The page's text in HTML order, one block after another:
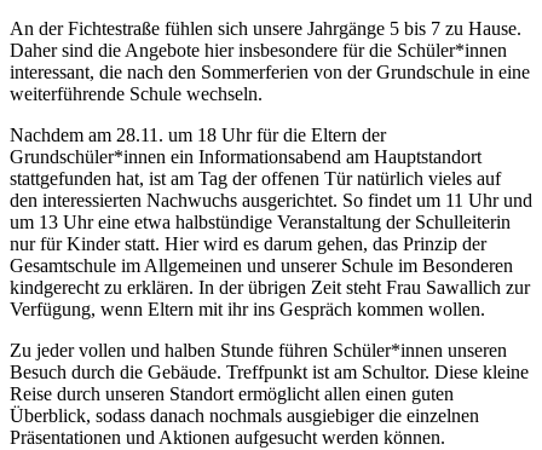
An der Fichtestraße fühlen sich unsere Jahrgänge 5 bis 7 zu Hause.
Daher sind die Angebote hier insbesondere für die Schüler*innen
interessant, die nach den Sommerferien von der Grundschule in eine
weiterführende Schule wechseln.
Nachdem am 28.11. um 18 Uhr für die Eltern der
Grundschüler*innen ein Informationsabend am Hauptstandort
stattgefunden hat, ist am Tag der offenen Tür natürlich vieles auf
den interessierten Nachwuchs ausgerichtet. So findet um 11 Uhr und
um 13 Uhr eine etwa halbstündige Veranstaltung der Schulleiterin
nur für Kinder statt. Hier wird es darum gehen, das Prinzip der
Gesamtschule im Allgemeinen und unserer Schule im Besonderen
kindgerecht zu erklären. In der übrigen Zeit steht Frau Sawallich zur
Verfügung, wenn Eltern mit ihr ins Gespräch kommen wollen.
Zu jeder vollen und halben Stunde führen Schüler*innen unseren
Besuch durch die Gebäude. Treffpunkt ist am Schultor. Diese kleine
Reise durch unseren Standort ermöglicht allen einen guten
Überblick, sodass danach nochmals ausgiebiger die einzelnen
Präsentationen und Aktionen aufgesucht werden können.